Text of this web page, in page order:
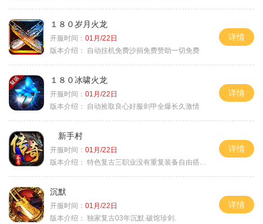
１８０岁月火龙
开服时间： 01月/22日
版本介绍：
自动挂机免费沙捐免费赞助一切免费
详情
１８０冰啸火龙
开服时间： 01月/22日
版本介绍：
自动捡取良心好服剑甲全爆长久激情
详情
新手村
开服时间： 01月/22日
版本介绍： 特色复古三职业没有重复装备自由搭配私
详情
沉默
开服时间： 01月/22日
版本介绍： 独家复古03年沉默.破馆珍剑.
详情